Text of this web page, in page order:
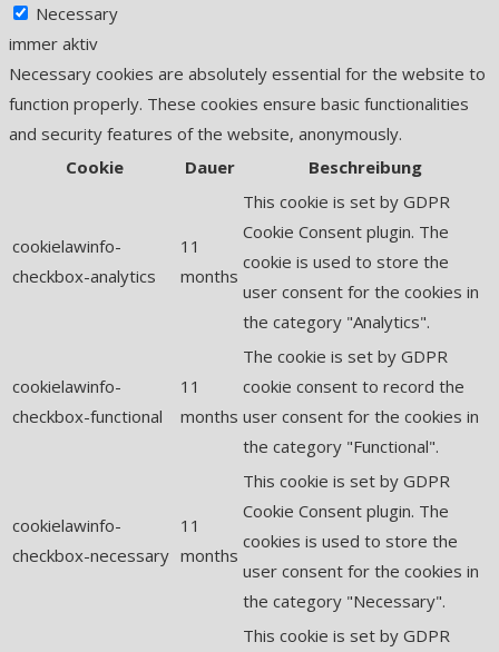
Necessary
immer aktiv
Necessary cookies are absolutely essential for the website to
function properly. These cookies ensure basic functionalities
and security features of the website, anonymously.
Cookie
Dauer Beschreibung
cookielawinfo-
checkbox-analytics
11
months
This cookie is set by GDPR
Cookie Consent plugin. The
cookie is used to store the
user consent for the cookies in
the category "Analytics".
cookielawinfo-
checkbox-functional
11
months
The cookie is set by GDPR
cookie consent to record the
user consent for the cookies in
the category "Functional".
cookielawinfo-
checkbox-necessary
11
months
This cookie is set by GDPR
Cookie Consent plugin. The
cookies is used to store the
user consent for the cookies in
the category "Necessary".
This cookie is set by GDPR